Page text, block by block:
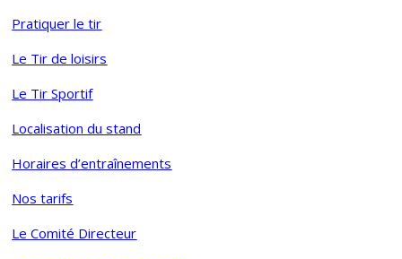
Pratiquer le tir
Le Tir de loisirs
Le Tir Sportif
Localisation du stand
Horaires d’entraînements
Nos tarifs
Le Comité Directeur